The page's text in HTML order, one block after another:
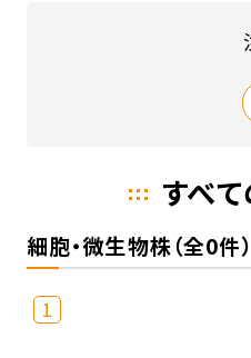
すべ
細胞・微生物株（全0件）
1